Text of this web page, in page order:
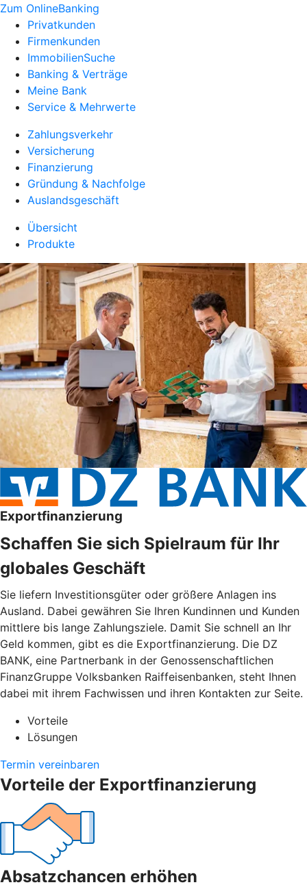
Zum OnlineBanking
Privatkunden
Firmenkunden
ImmobilienSuche
Banking & Verträge
Meine Bank
Service & Mehrwerte
Zahlungsverkehr
Versicherung
Finanzierung
Gründung & Nachfolge
Auslandsgeschäft
Übersicht
Produkte
Exportfinanzierung
Schaffen Sie sich Spielraum für Ihr
globales Geschäft
Sie liefern Investitionsgüter oder größere Anlagen ins
Ausland. Dabei gewähren Sie Ihren Kundinnen und Kunden
mittlere bis lange Zahlungsziele. Damit Sie schnell an Ihr
Geld kommen, gibt es die Exportfinanzierung. Die DZ
BANK, eine Partnerbank in der Genossenschaftlichen
FinanzGruppe Volksbanken Raiffeisenbanken, steht Ihnen
dabei mit ihrem Fachwissen und ihren Kontakten zur Seite.
Vorteile
Lösungen
Termin vereinbaren
Vorteile der Exportfinanzierung
Absatzchancen erhöhen